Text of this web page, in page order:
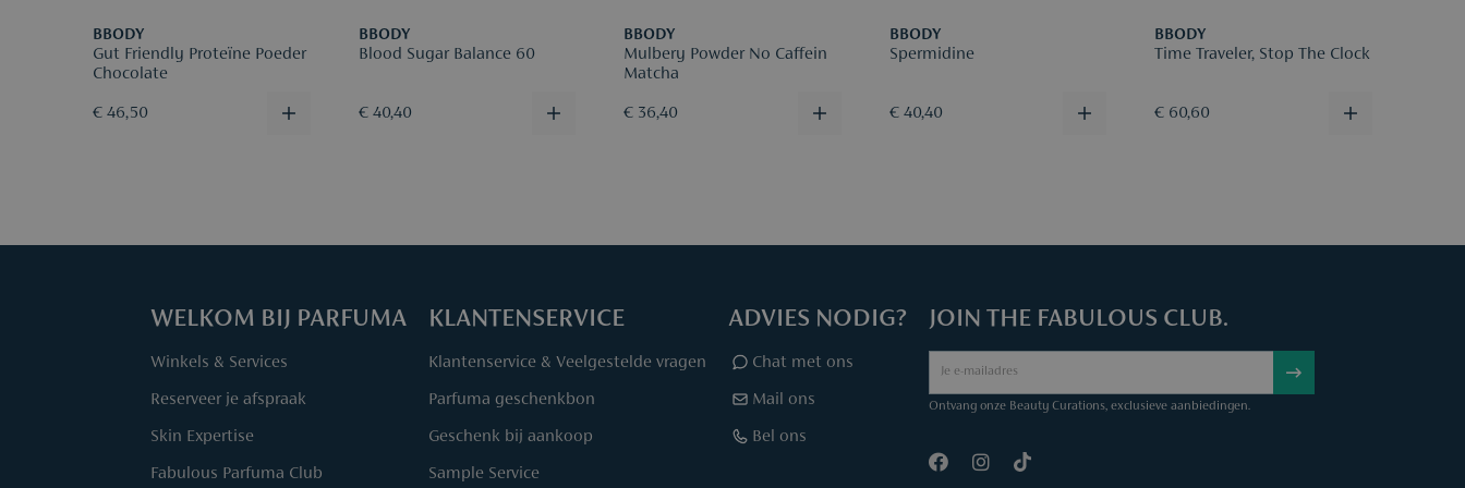
BBODY
Gut Friendly Proteïne Poeder
Chocolate
€ 46,50
BBODY
Blood Sugar Balance 60
€ 40,40
BBODY
Mulbery Powder No Caffein
Matcha
€ 36,40
BBODY
Spermidine
€ 40,40
BBODY
Time Traveler, Stop The Clock
€ 60,60
WELKOM BIJ PARFUMA
Winkels & Services
Reserveer je afspraak
Skin Expertise
Fabulous Parfuma Club
KLANTENSERVICE
Klantenservice & Veelgestelde vragen
Parfuma geschenkbon
Geschenk bij aankoop
Sample Service
ADVIES NODIG?
Chat met ons
Mail ons
Bel ons
JOIN THE FABULOUS CLUB.
Ontvang onze Beauty Curations, exclusieve aanbiedingen.